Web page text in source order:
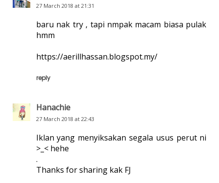
27 March 2018 at 21:31
baru nak try , tapi nmpak macam biasa pulak
hmm
https://aerillhassan.blogspot.my/
reply
Hanachie
27 March 2018 at 22:43
Iklan yang menyiksakan segala usus perut ni
>_< hehe
.
Thanks for sharing kak FJ